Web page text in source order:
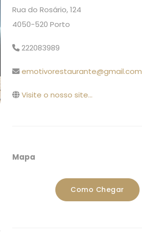
Rua do Rosário, 124
4050-520 Porto
222083989
emotivorestaurante@gmail.com
Visite o nosso site...
Mapa
Como Chegar